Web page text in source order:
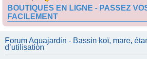
BOUTIQUES EN LIGNE - PASSEZ
FACILEMENT
Forum Aquajardin - Bassin koï, mare,
d’utilisation